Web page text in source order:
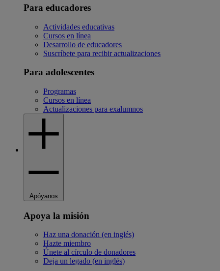
Para educadores
Actividades educativas
Cursos en línea
Desarrollo de educadores
Suscríbete para recibir actualizaciones
Para adolescentes
Programas
Cursos en línea
Actualizaciones para exalumnos
Apóyanos
Apoya la misión
Haz una donación (en inglés)
Hazte miembro
Únete al círculo de donadores
Deja un legado (en inglés)